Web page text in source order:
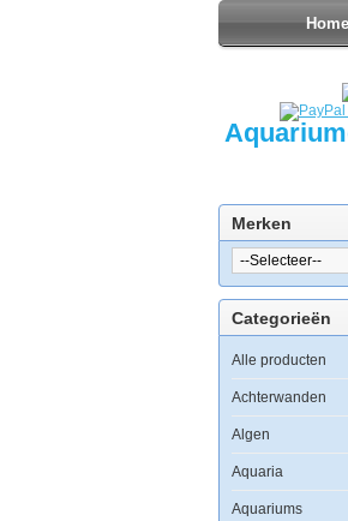
Home
Merken
Categorieën
Alle producten
Achterwanden
Algen
Aquaria
Aquariums